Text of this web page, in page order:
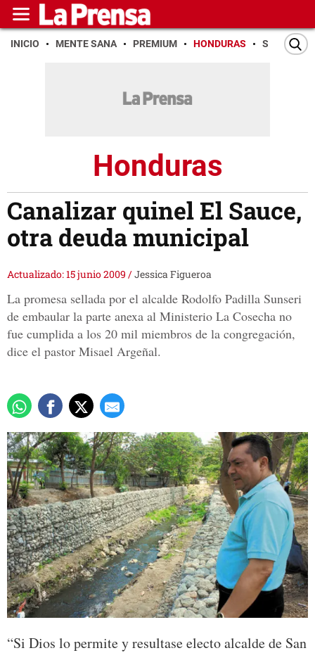
INICIO MENTE SANA PREMIUM HONDURAS SAN PEDRO
Honduras
Canalizar quinel El Sauce,
otra deuda municipal
Actualizado: 15 junio 2009 /Jessica Figueroa
La promesa sellada por el alcalde Rodolfo Padilla Sunseri
de embaular la parte anexa al Ministerio La Cosecha no
fue cumplida a los 20 mil miembros de la congregación,
dice el pastor Misael Argeñal.
“Si Dios lo permite y resultase electo alcalde de San